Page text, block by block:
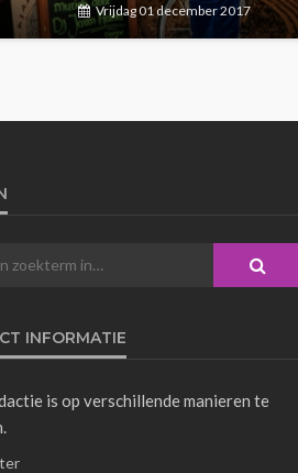
Vrijdag 01 december 2017
INFORMATIE
is op verschillende manieren te